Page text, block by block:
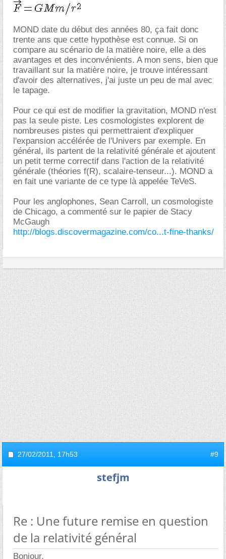
MOND date du début des années 80, ça fait donc
trente ans que cette hypothèse est connue. Si on
compare au scénario de la matière noire, elle a des
avantages et des inconvénients. A mon sens, bien que
travaillant sur la matière noire, je trouve intéressant
d'avoir des alternatives, j'ai juste un peu de mal avec
le tapage.
Pour ce qui est de modifier la gravitation, MOND n'est
pas la seule piste. Les cosmologistes explorent de
nombreuses pistes qui permettraient d'expliquer
l'expansion accélérée de l'Univers par exemple. En
général, ils partent de la relativité générale et ajoutent
un petit terme correctif dans l'action de la relativité
générale (théories f(R), scalaire-tenseur...). MOND a
en fait une variante de ce type là appelée TeVeS.
Pour les anglophones, Sean Carroll, un cosmologiste
de Chicago, a commenté sur le papier de Stacy
McGaugh
http://blogs.discovermagazine.com/co...t-fine-thanks/
27/02/2011, 17h53 #9
stefjm
Re : Une future remise en question
de la relativité général
Bonjour,